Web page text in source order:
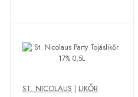
ST. NICOLAUS | LIKŐR